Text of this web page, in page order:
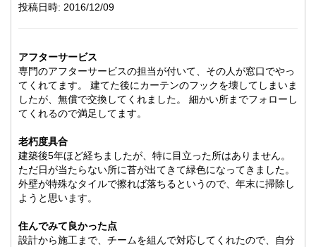
投稿日時: 2016/12/09
アフターサービス
専門のアフターサービスの担当が付いて、その人が窓口でやっ
てくれてます。 建てた後にカーテンのフックを壊してしまいま
したが、無償で交換してくれました。 細かい所までフォローし
てくれるので満足してます。
老朽度具合
建築後5年ほど経ちましたが、特に目立った所はありません。
ただ日が当たらない所に苔が出てきて緑色になってきました。
外壁が特殊なタイルで擦れば落ちるというので、年末に掃除し
ようと思います。
住んでみて良かった点
設計から施工まで、チームを組んで対応してくれたので、自分